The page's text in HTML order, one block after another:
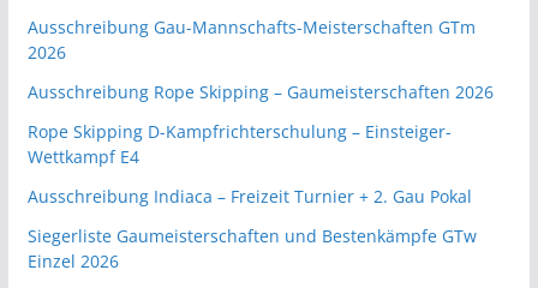
Ausschreibung Gau-Mannschafts-Meisterschaften GTm
2026
Ausschreibung Rope Skipping – Gaumeisterschaften 2026
Rope Skipping D-Kampfrichterschulung – Einsteiger-
Wettkampf E4
Ausschreibung Indiaca – Freizeit Turnier + 2. Gau Pokal
Siegerliste Gaumeisterschaften und Bestenkämpfe GTw
Einzel 2026